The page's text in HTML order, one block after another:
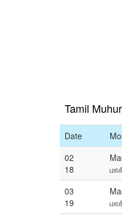
Tamil
Date
02
18
03
19